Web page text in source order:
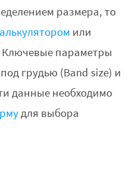
размера, то
или
Ключевые параметры
грудью (Band size) и
данные необходимо
для выбора